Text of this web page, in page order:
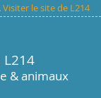
Visiter le site de L214
L214
& animaux